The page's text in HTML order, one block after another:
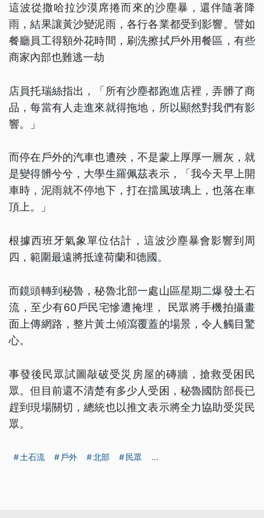
這波從撒哈拉沙漠席捲而來的沙塵暴，還伴隨著降
雨，結果讓黃沙變泥雨，各行各業都受到影響。譬如
餐廳員工得額外花時間，刷洗擦拭戶外用餐區，有些
商家內部也難逃一劫
店員托瑞絲指出，「所有沙塵都跑進店裡，弄髒了商
品，每當有人走進來就得拖地，所以顯然對我們有影
響。」
而停在戶外的汽車也遭殃，不是蒙上厚厚一層灰，就
是變得髒兮兮，大學生羅佩茲表示，「我今天早上開
車時，泥雨就不停地下，打在擋風玻璃上，也落在車
頂上。」
根據西班牙氣象單位估計，這波沙塵暴會影響到周
四，範圍最遠將抵達荷蘭和德國。
而鏡頭轉到秘魯，秘魯北部一處山區星期二爆發土石
流，至少有60戶民宅慘遭掩埋， 民眾將手機拍攝畫
面上傳網路，整片黃土傾瀉覆蓋的場景，令人觸目驚
心。
事發後民眾試圖敲破受災房屋的磚牆，搶救受困民
眾。但目前還不清楚有多少人受困，秘魯國防部長已
趕到現場關切，總統也以推文表示將全力協助受災民
眾。
土石流 戶外 北部 民眾 ...